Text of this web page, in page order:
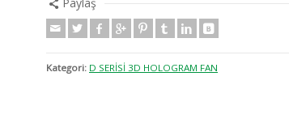
Paylaş
Kategori: D SERİSİ 3D HOLOGRAM FAN